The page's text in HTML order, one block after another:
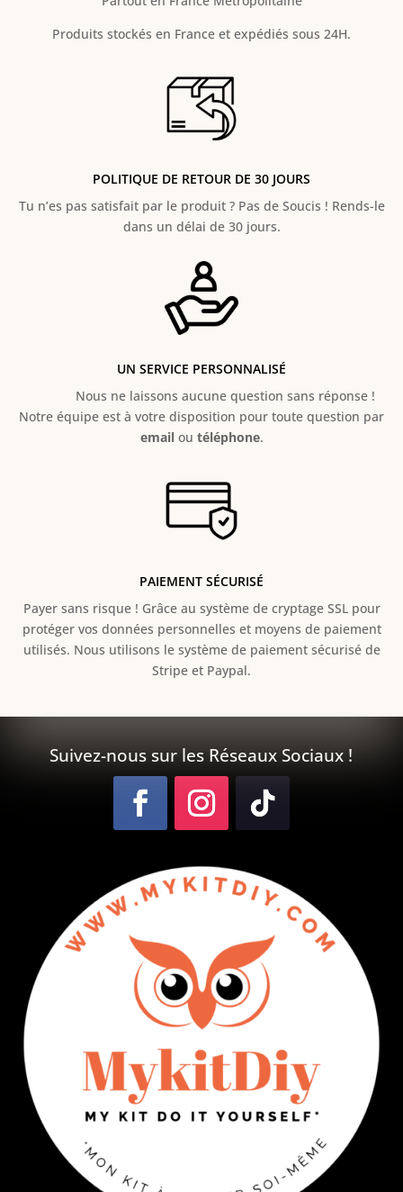
Produits stockés en France et expédiés sous 24H.
POLITIQUE DE RETOUR DE 30 JOURS
Tu n’es pas satisfait par le produit ? Pas de Soucis ! Rends-le
dans un délai de 30 jours.
UN SERVICE PERSONNALISÉ
Nous ne laissons aucune question sans réponse !
Notre équipe est à votre disposition pour toute question par
emailou téléphone.
PAIEMENT SÉCURISÉ
Payer sans risque ! Grâce au système de cryptage SSL pour
protéger vos données personnelles et moyens de paiement
utilisés. Nous utilisons le système de paiement sécurisé de
Stripe et Paypal.
Suivez-nous sur les Réseaux Sociaux !